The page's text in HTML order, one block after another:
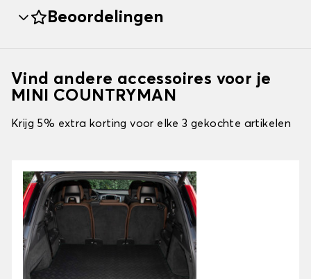
Beoordelingen
Vind andere accessoires voor je
MINI COUNTRYMAN
Krijg 5% extra korting voor elke 3 gekochte artikelen